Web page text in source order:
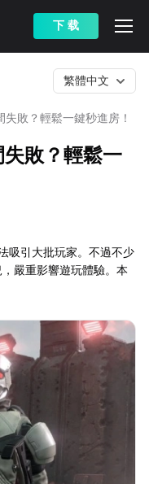
下 载
敗？輕鬆一鍵秒進房！
繁體中文
敗？輕鬆一
吸引大批玩家。不過不少
嚴重影響遊玩體驗。本